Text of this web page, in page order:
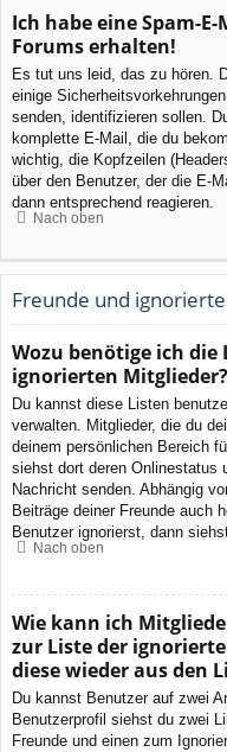
Ich habe eine Spam-
Forums erhalten!
Es tut uns leid, das zu hören.
einige
senden, identifizieren sollen.
komplette E-Mail, die du
wichtig, die Kopfzeilen
über den Benutzer, der die E-
dann entsprechend reagieren.
Nach oben
Freunde und
Wozu benötige ich die
ignorierten Mitglieder?
Du kannst diese Listen
verwalten. Mitglieder, die du
deinem persönlichen Bereich
siehst dort deren Onlinestatus
Nachricht senden. Abhängig
Beiträge deiner Freunde auch
Benutzer ignorierst, dann
Nach oben
Wie kann ich
zur Liste der
diese wieder aus den
Du kannst Benutzer auf zwei
Benutzerprofil siehst du zwei
Freunde und einen zum